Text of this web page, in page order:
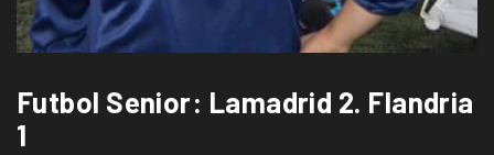
Futbol Senior: Lamadrid 2. Flandria
1